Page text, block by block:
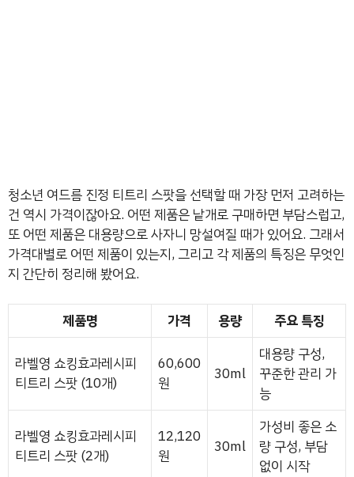
청소년 여드름 진정 티트리 스팟을 선택할 때 가장 먼저 고려하는
건 역시 가격이잖아요. 어떤 제품은 낱개로 구매하면 부담스럽고,
또 어떤 제품은 대용량으로 사자니 망설여질 때가 있어요. 그래서
가격대별로 어떤 제품이 있는지, 그리고 각 제품의 특징은 무엇인
지 간단히 정리해 봤어요.
제품명 가격 용량 주요 특징
라벨영 쇼킹효과레시피
티트리 스팟 (10개)
60,600
원
30ml
대용량 구성,
꾸준한 관리 가
능
라벨영 쇼킹효과레시피
티트리 스팟 (2개)
12,120
원
30ml
가성비 좋은 소
량 구성, 부담
없이 시작